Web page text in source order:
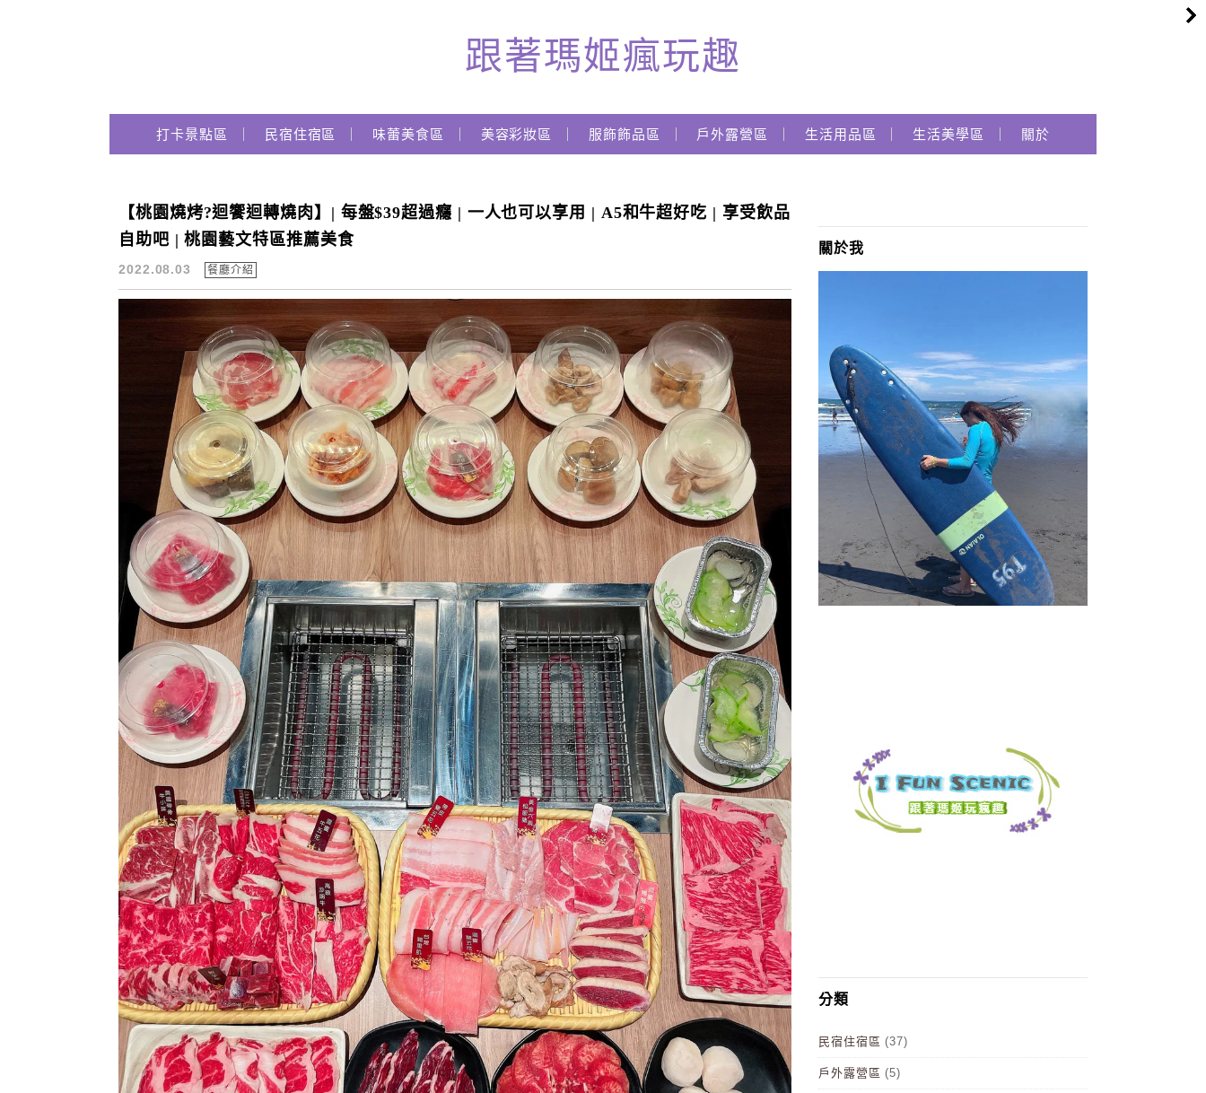
跟著瑪姬瘋玩趣
跟著瑪姬瘋玩趣
Main Menu
打卡景點區 民宿住宿區 味蕾美食區 美容彩妝區 服飾飾品區 戶外露營區 生活用品區 生活美學區 關於
迴饗燒肉
【桃園燒烤?迴饗迴轉燒肉】| 每盤$39超過癮 | 一人也可以享用 | A5和牛超好吃 | 享受飲品
自助吧 | 桃園藝文特區推薦美食
2022.08.03 餐廳介紹
關於我
分類
民宿住宿區 (37)
戶外露營區 (5)